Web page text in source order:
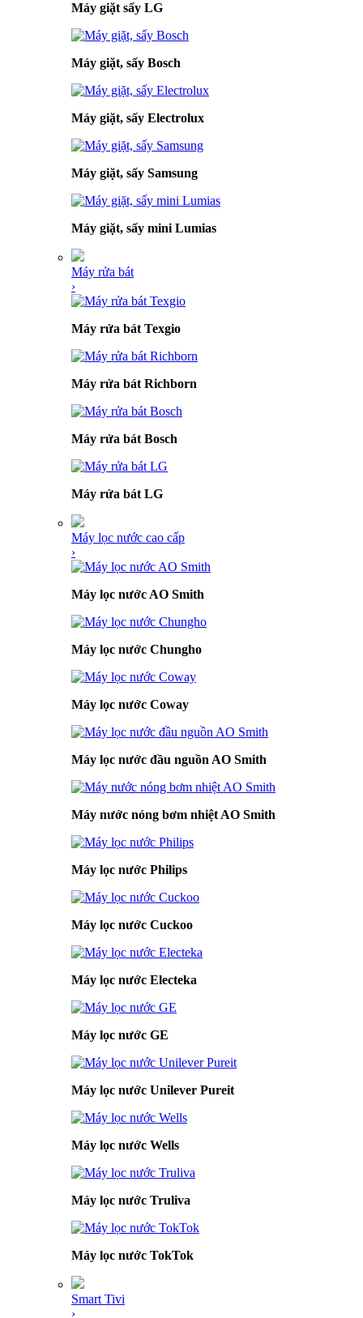
Máy giặt sấy LG
Máy giặt, sấy Bosch
Máy giặt, sấy Electrolux
Máy giặt, sấy Samsung
Máy giặt, sấy mini Lumias
Máy rửa bát
›
Máy rửa bát Texgio
Máy rửa bát Richborn
Máy rửa bát Bosch
Máy rửa bát LG
Máy lọc nước cao cấp
›
Máy lọc nước AO Smith
Máy lọc nước Chungho
Máy lọc nước Coway
Máy lọc nước đầu nguồn AO Smith
Máy nước nóng bơm nhiệt AO Smith
Máy lọc nước Philips
Máy lọc nước Cuckoo
Máy lọc nước Electeka
Máy lọc nước GE
Máy lọc nước Unilever Pureit
Máy lọc nước Wells
Máy lọc nước Truliva
Máy lọc nước TokTok
Smart Tivi
›